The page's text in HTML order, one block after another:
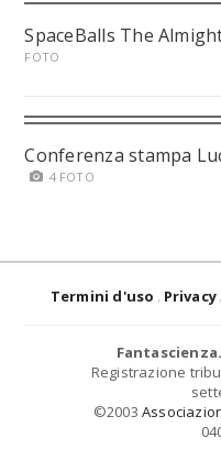
SpaceBalls The
FOTO
Conferenza stampa
4 FOTO
Termini d'uso Privacy
Registrazione
©2003